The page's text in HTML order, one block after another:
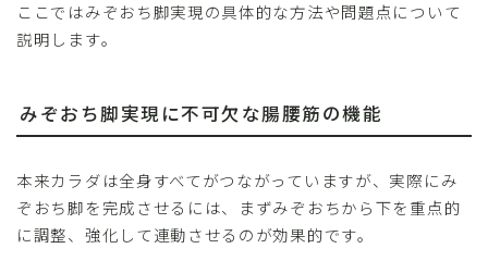
ここではみぞおち脚実現の具体的な方法や問題点について
説明します。
みぞおち脚実現に不可欠な腸腰筋の機能
本来カラダは全身すべてがつながっていますが、実際にみ
ぞおち脚を完成させるには、まずみぞおちから下を重点的
に調整、強化して連動させるのが効果的です。